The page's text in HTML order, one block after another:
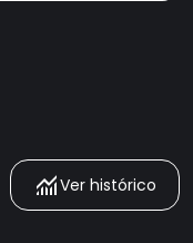
Ver histórico